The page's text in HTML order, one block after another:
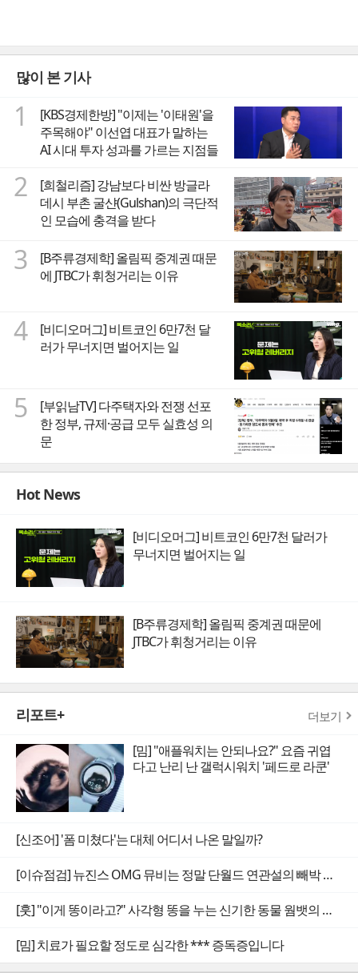
많이 본 기사
1
[KBS경제한방] "이제는 '이태원'을
주목해야" 이선엽 대표가 말하는
AI 시대 투자 성과를 가르는 지점들
2
[희철리즘] 강남보다 비싼 방글라
데시 부촌 굴샨(Gulshan)의 극단적
인 모습에 충격을 받다
3
[B주류경제학] 올림픽 중계권 때문
에 JTBC가 휘청거리는 이유
4
[비디오머그] 비트코인 6만7천 달
러가 무너지면 벌어지는 일
5
[부읽남TV] 다주택자와 전쟁 선포
한 정부, 규제·공급 모두 실효성 의
문
Hot News
[비디오머그] 비트코인 6만7천 달러가
무너지면 벌어지는 일
[B주류경제학] 올림픽 중계권 때문에
JTBC가 휘청거리는 이유
리포트+ 더보기
[밈] "애플워치는 안되나요?" 요즘 귀엽
다고 난리 난 갤럭시워치 '페드로 라쿤'
[신조어] '폼 미쳤다'는 대체 어디서 나온 말일까?
[이슈점검] 뉴진스 OMG 뮤비는 정말 단월드 연관설의 빼박 증거일까
[훗] "이게 똥이라고?" 사각형 똥을 누는 신기한 동물 웜뱃의 비밀
[밈] 치료가 필요할 정도로 심각한 *** 증독증입니다